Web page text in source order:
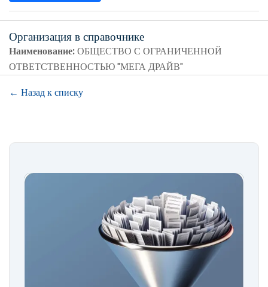
Организация в справочнике
Наименование:ОБЩЕСТВО С ОГРАНИЧЕННОЙ
ОТВЕТСТВЕННОСТЬЮ "МЕГА ДРАЙВ"
← Назад к списку